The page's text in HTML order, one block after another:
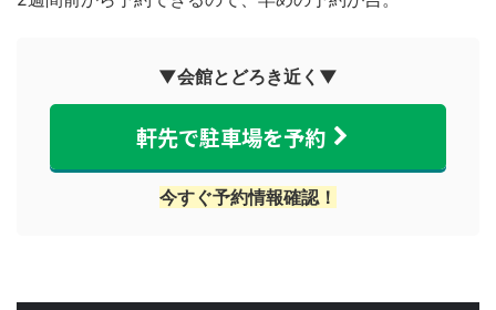
▼会館とどろき近く▼
軒先で駐車場を予約
今すぐ予約情報確認！